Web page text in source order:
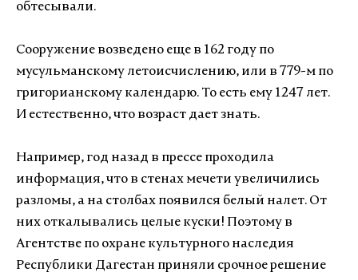
обтесывали.
Сооружение возведено еще в 162 году по
мусульманскому летоисчислению, или в 779-м по
григорианскому календарю. То есть ему 1247 лет.
И естественно, что возраст дает знать.
Например, год назад в прессе проходила
информация, что в стенах мечети увеличились
разломы, а на столбах появился белый налет. От
них откалывались целые куски! Поэтому в
Агентстве по охране культурного наследия
Республики Дагестан приняли срочное решение